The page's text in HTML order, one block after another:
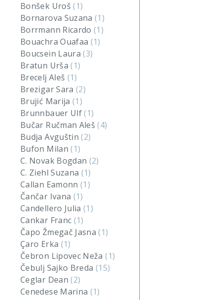
Bonšek Uroš(1)
Bornarova Suzana(1)
Borrmann Ricardo(1)
Bouachra Ouafaa (1)
Boucsein Laura(3)
Bratun Urša(1)
Brecelj Aleš (1)
Brezigar Sara(2)
Brujić Marija(1)
Brunnbauer Ulf(1)
Bučar Ručman Aleš(4)
Budja Avguštin(2)
Bufon Milan(1)
C. Novak Bogdan (2)
C. Ziehl Suzana (1)
Callan Eamonn(1)
Čančar Ivana (1)
Candellero Julia(1)
Cankar Franc (1)
Čapo Žmegač Jasna(1)
Çaro Erka (1)
Čebron Lipovec Neža(1)
Čebulj Sajko Breda (15)
Ceglar Dean(2)
Cenedese Marina (1)